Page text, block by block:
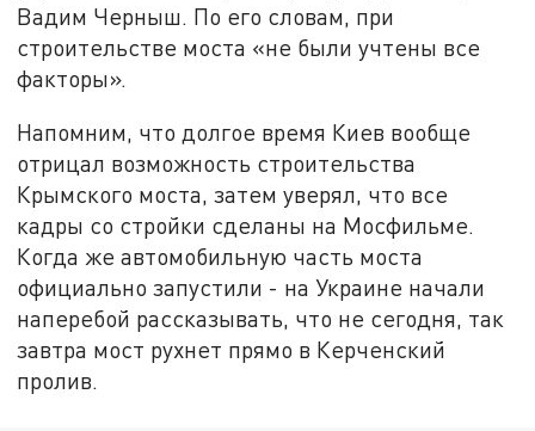
Вадим Черныш. По его словам, при
строительстве моста «не были учтены все
факторы».
Напомним, что долгое время Киев вообще
отрицал возможность строительства
Крымского моста, затем уверял, что все
кадры со стройки сделаны на Мосфильме.
Когда же автомобильную часть моста
официально запустили - на Украине начали
наперебой рассказывать, что не сегодня, так
завтра мост рухнет прямо в Керченский
пролив.